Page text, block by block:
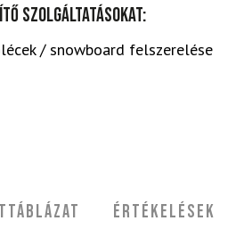
szolgáltatásokat:
/ snowboard felszerelése
Értékelések